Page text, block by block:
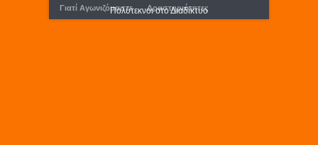
Γιατί Αγωνιζόμαστε Δραστηριότητες
Πολύτεκνοι στο Διαδίκτυο